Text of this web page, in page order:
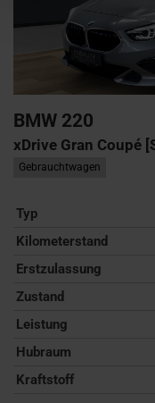
BMW 220
xDrive Gran Coupé
Gebrauchtwagen
Typ
Kilometerstand
Erstzulassung
Zustand
Leistung
Hubraum
Kraftstoff